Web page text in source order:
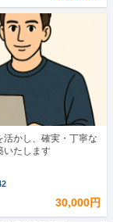
活かし、確実・丁寧な
いたします
30,000円